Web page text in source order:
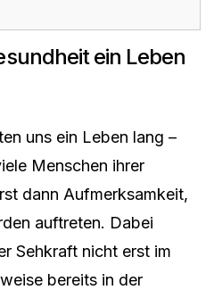
ein Leben
uns ein Leben lang –
Menschen ihrer
dann Aufmerksamkeit,
auftreten. Dabei
Sehkraft nicht erst im
bereits in der